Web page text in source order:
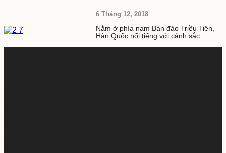
6 Tháng 12, 2018
Nằm ở phía nam Bán đảo Triều Tiên,
Hàn Quốc nổi tiếng với cảnh sắc...